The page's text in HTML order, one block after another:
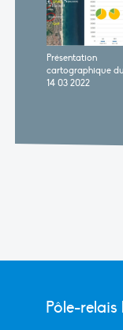
Présentation
cartographique du
14 03 2022
Pôle-